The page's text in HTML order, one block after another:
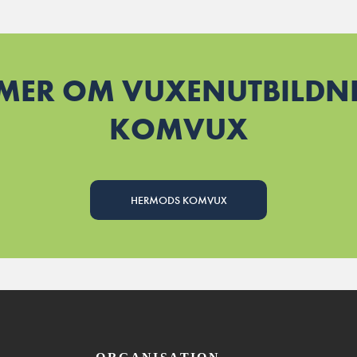
OM
KOMVUX
HERMODS KOMVUX